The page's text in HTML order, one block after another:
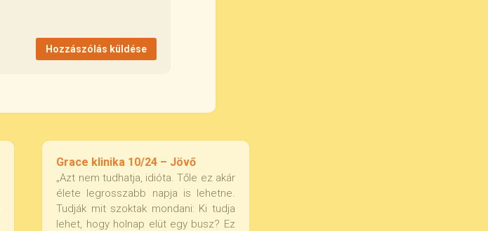
Grace klinika 10/24 – Jövő
„Azt nem tudhatja, idióta. Tőle ez akár
élete legrosszabb napja is lehetne.
Tudják mit szoktak mondani: Ki tudja
lehet, hogy holnap elüt egy busz? Ez